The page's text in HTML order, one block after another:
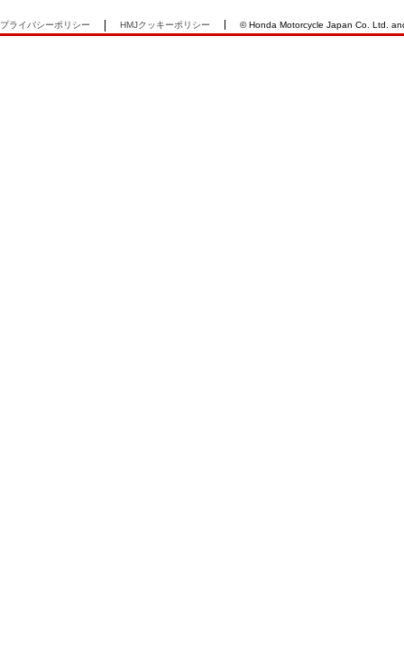
プライバシーポリシー HMJクッキーポリシー © Honda Motorcycle Japan Co. Ltd.